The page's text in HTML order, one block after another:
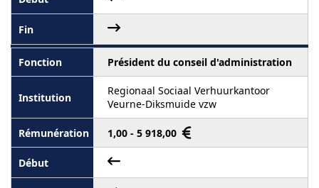
Président du conseil d'administration
Regionaal Sociaal Verhuurkantoor
Veurne-Diksmuide vzw
1,00 - 5 918,00